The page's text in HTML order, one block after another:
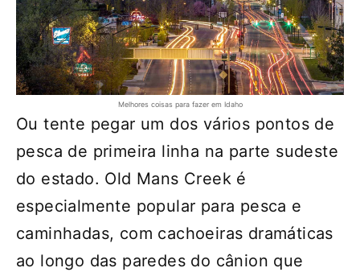
Melhores coisas para fazer em Idaho
Ou tente pegar um dos vários pontos de
pesca de primeira linha na parte sudeste
do estado. Old Mans Creek é
especialmente popular para pesca e
caminhadas, com cachoeiras dramáticas
ao longo das paredes do cânion que